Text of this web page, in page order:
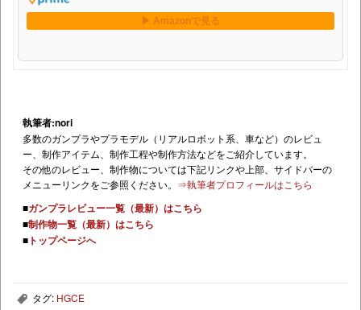
執筆者:nori
多数のガンプラやプラモデル（リアルロボット系、車など）のレビュ
ー、制作アイテム、制作工程や制作方法などをご紹介しています。
その他のレビュー、制作物については下記リンクや上部、サイドバーの
メニューリンクをご参照ください。 ⇒執筆者プロフィールはこちら
■ガンプラレビュー一覧（最新）はこちら
■制作物一覧（最新）はこちら
■ トップページへ
, タグ: HGCE